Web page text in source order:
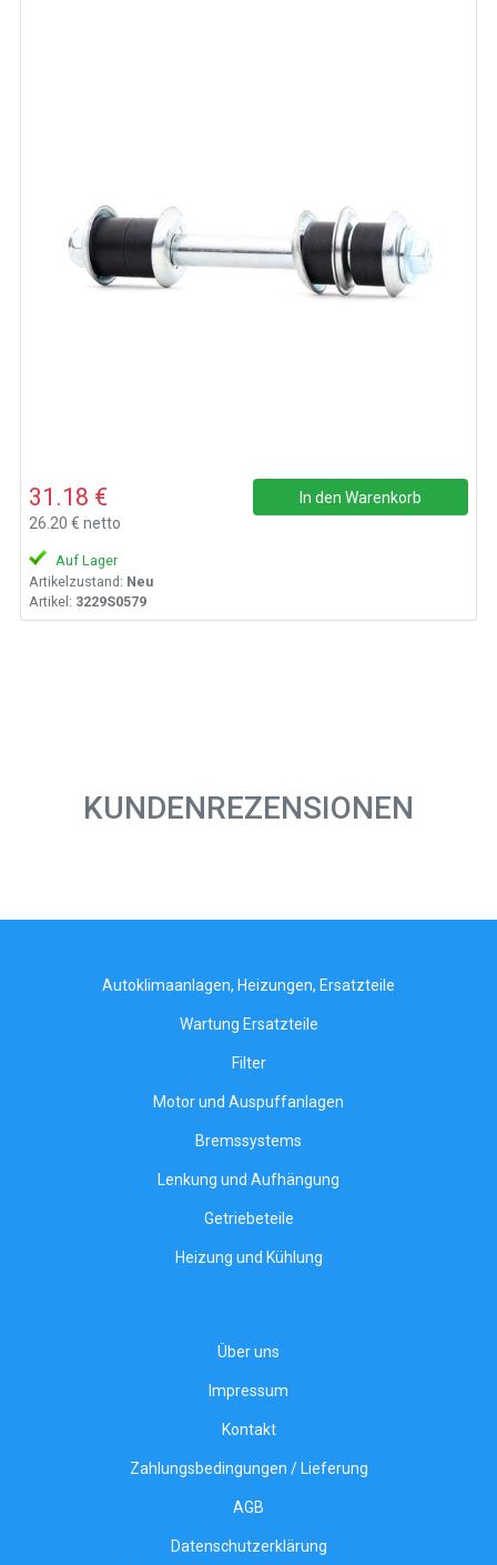
31.18 €
26.20 € netto
In den Warenkorb
Auf Lager
Artikelzustand: Neu
Artikel: 3229S0579
KUNDENREZENSIONEN
Autoklimaanlagen, Heizungen, Ersatzteile
Wartung Ersatzteile
Filter
Motor und Auspuffanlagen
Bremssystems
Lenkung und Aufhängung
Getriebeteile
Heizung und Kühlung
Über uns
Impressum
Kontakt
Zahlungsbedingungen / Lieferung
AGB
Datenschutzerklärung